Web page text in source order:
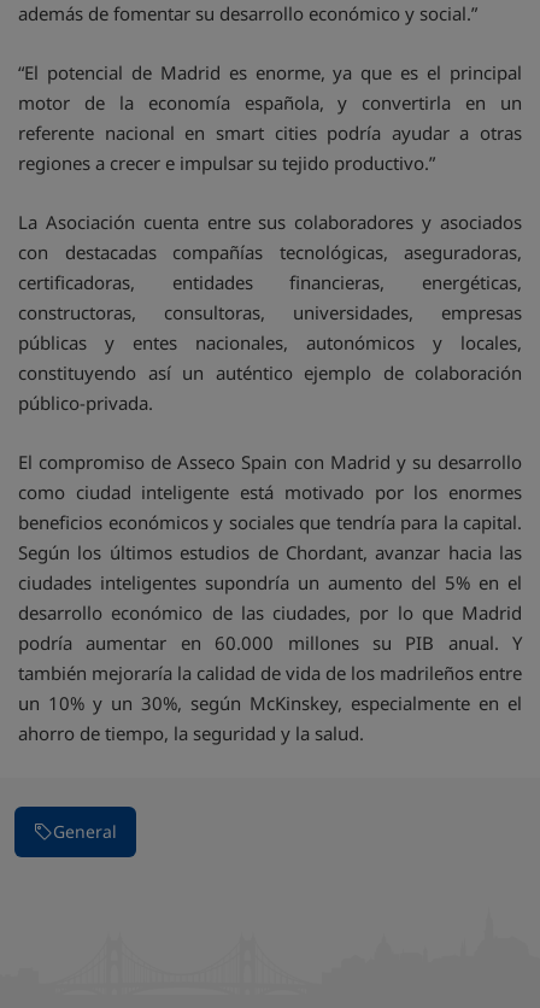
además de fomentar su desarrollo económico y social.”
“El potencial de Madrid es enorme, ya que es el principal
motor de la economía española, y convertirla en un
referente nacional en smart cities podría ayudar a otras
regiones a crecer e impulsar su tejido productivo.”
La Asociación cuenta entre sus colaboradores y asociados
con destacadas compañías tecnológicas, aseguradoras,
certificadoras, entidades financieras, energéticas,
constructoras, consultoras, universidades, empresas
públicas y entes nacionales, autonómicos y locales,
constituyendo así un auténtico ejemplo de colaboración
público-privada.
El compromiso de Asseco Spain con Madrid y su desarrollo
como ciudad inteligente está motivado por los enormes
beneficios económicos y sociales que tendría para la capital.
Según los últimos estudios de Chordant, avanzar hacia las
ciudades inteligentes supondría un aumento del 5% en el
desarrollo económico de las ciudades, por lo que Madrid
podría aumentar en 60.000 millones su PIB anual. Y
también mejoraría la calidad de vida de los madrileños entre
un 10% y un 30%, según McKinskey, especialmente en el
ahorro de tiempo, la seguridad y la salud.
General